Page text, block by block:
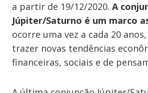
a partir de 19/12/2020. A
Júpiter/Saturno é um marco
ocorre uma vez a cada 20
trazer novas tendências
financeiras, sociais e de